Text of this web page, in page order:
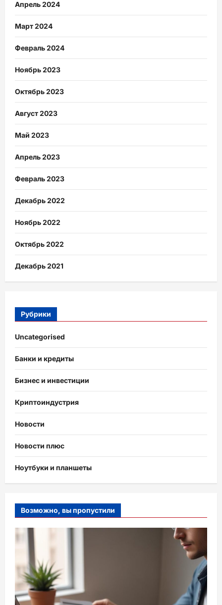
Апрель 2024
Март 2024
Февраль 2024
Ноябрь 2023
Октябрь 2023
Август 2023
Май 2023
Апрель 2023
Февраль 2023
Декабрь 2022
Ноябрь 2022
Октябрь 2022
Декабрь 2021
Рубрики
Uncategorised
Банки и кредиты
Бизнес и инвестиции
Криптоиндустрия
Новости
Новости плюс
Ноутбуки и планшеты
Возможно, вы пропустили